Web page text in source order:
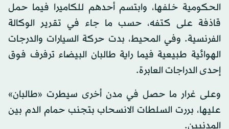
الحكومية خلفها، وابتسم أحدهم للكاميرا فيما حمل
قاذفة على كتفه، حسب ما جاء في تقرير الوكالة
الفرنسية. وفي المحيط، بدت حركة السيارات والدرجات
الهوائية طبيعية فيما راية طالبان البيضاء ترفرف فوق
إحدى الدراجات العابرة.
وعلى غرار ما حصل في مدن أخرى سيطرت «طالبان»
عليها، بررت السلطات الانسحاب بتجنب حمام الدم بين
المدنيين.